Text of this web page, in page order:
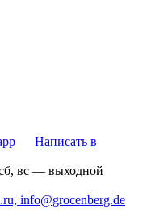
Написать в
вс — выходной
info@grocenberg.de